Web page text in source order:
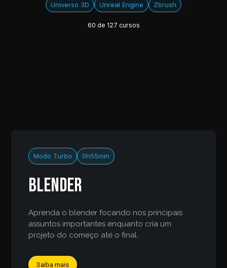
Universo 3D
Unreal Engine Zbrush
60 de 127 cursos
Modo Turbo 0h55min
Blender
Aprenda o blender focando nos principais
assuntos importantes enquanto cria um
projeto do começo até o final.
Saiba mais